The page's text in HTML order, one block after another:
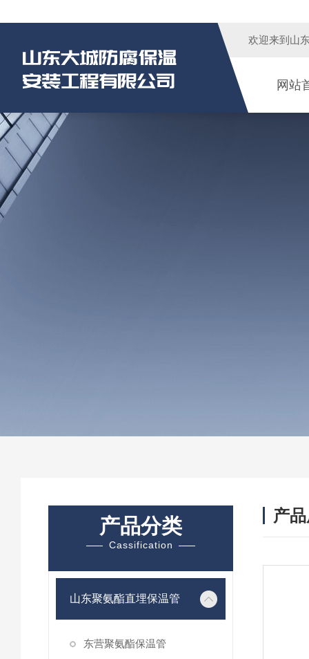
欢迎来到 山
网站
产品分类
Cassification
山东聚氨酯直埋保温管
东营聚氨酯保温管
产